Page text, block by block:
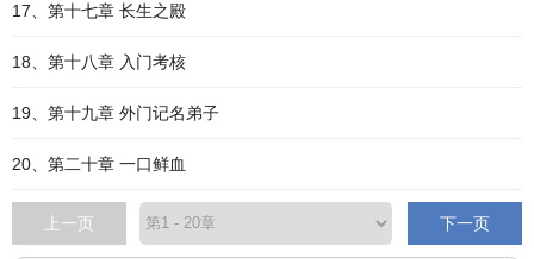
17、第十七章 长生之殿
18、第十八章 入门考核
19、第十九章 外门记名弟子
20、第二十章 一口鲜血
上一页 下一页